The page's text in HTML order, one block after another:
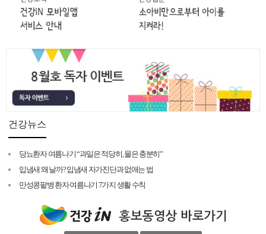
건강뉴스
당뇨환자 여름나기 “과일은 적당히, 물은 충분히”
입냄새 왜 날까? 입냄새 자가진단과 없애는 법
만성콩팥병 환자 여름나기 7가지 생활 수칙